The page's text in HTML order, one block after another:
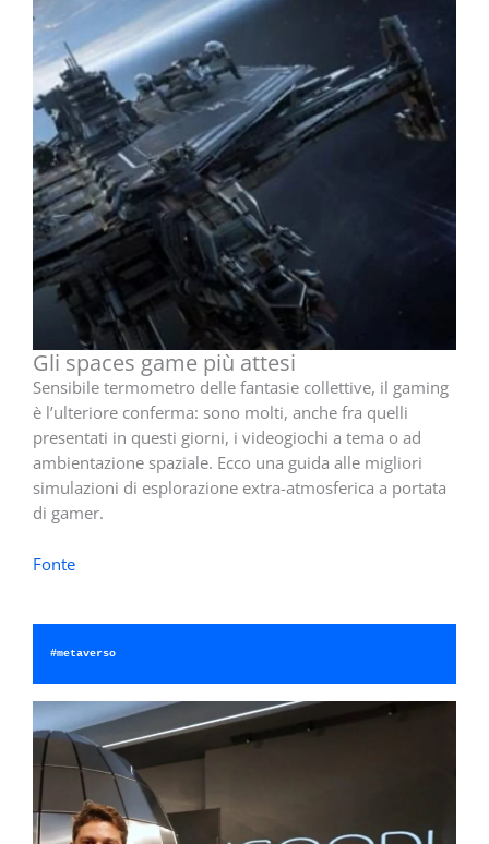
Gli spaces game più attesi
Sensibile termometro delle fantasie collettive, il gaming
è l’ulteriore conferma: sono molti, anche fra quelli
presentati in questi giorni, i videogiochi a tema o ad
ambientazione spaziale. Ecco una guida alle migliori
simulazioni di esplorazione extra-atmosferica a portata
di gamer.
Fonte
#metaverso